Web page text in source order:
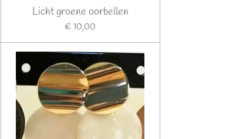
Licht groene oorbellen
€ 10,00